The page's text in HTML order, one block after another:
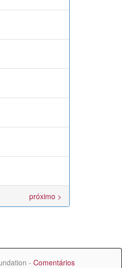
próximo >
- Comentários